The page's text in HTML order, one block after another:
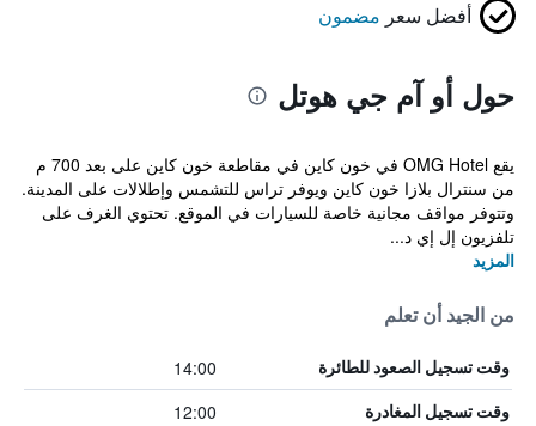
أفضل سعر مضمون
حول أو آم جي هوتل
يقع OMG Hotel في خون كاين في مقاطعة خون كاين على بعد 700 م
من سنترال بلازا خون كاين ويوفر تراس للتشمس وإطلالات على المدينة.
وتتوفر مواقف مجانية خاصة للسيارات في الموقع. تحتوي الغرف على
تلفزيون إل إي د...
المزيد
من الجيد أن تعلم
وقت تسجيل الصعود للطائرة 14:00
وقت تسجيل المغادرة 12:00